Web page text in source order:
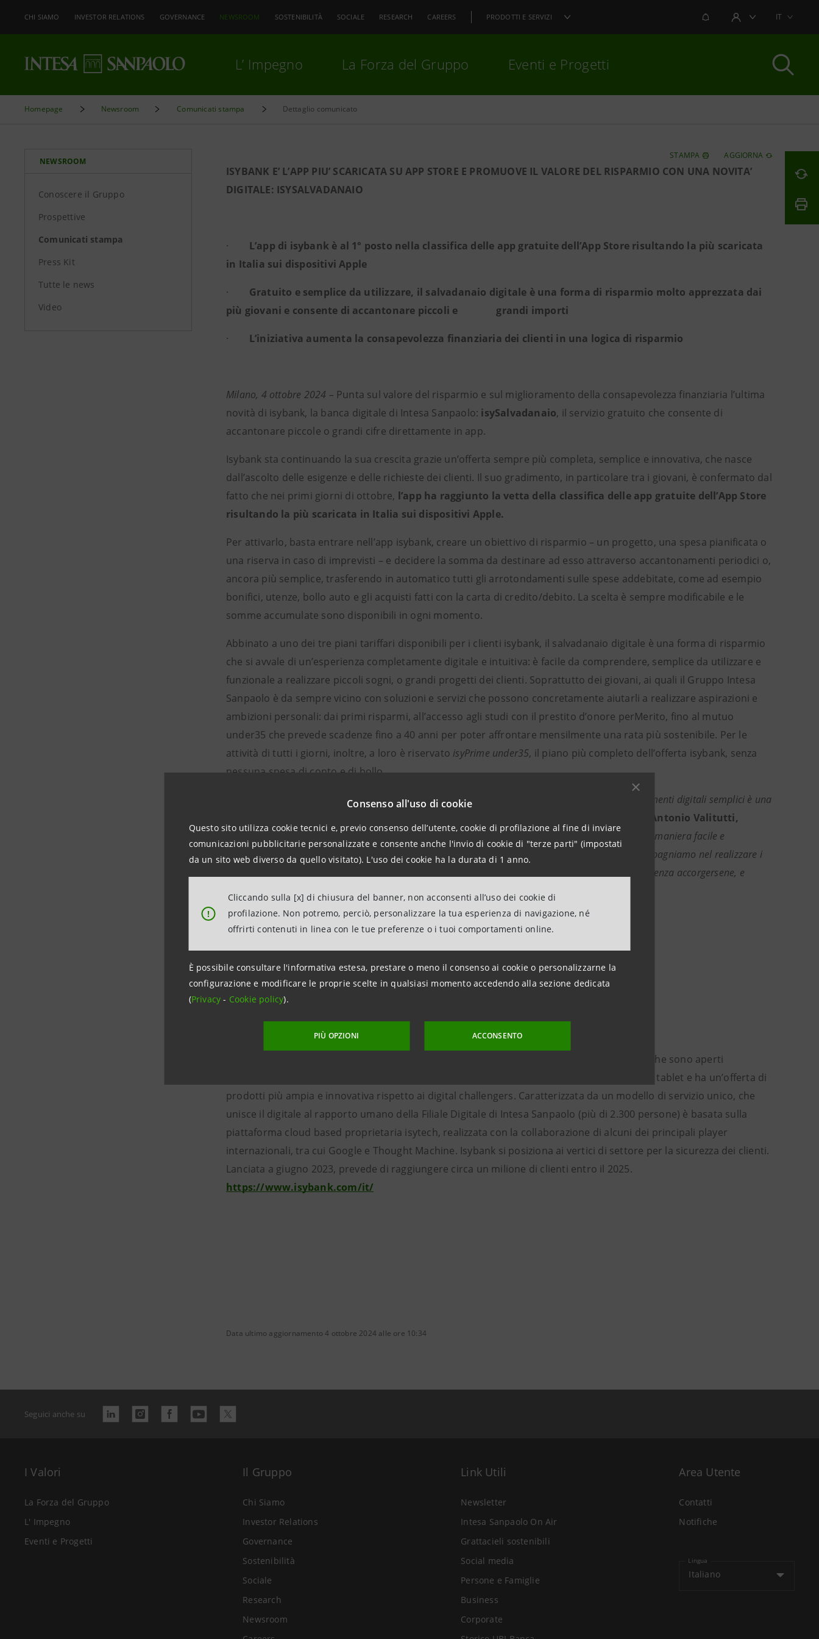
Consenso all'uso di cookie
Questo sito utilizza cookie tecnici e, previo consenso dell’utente, cookie di profilazione al fine di inviare
comunicazioni pubblicitarie personalizzate e consente anche l'invio di cookie di "terze parti" (impostati
da un sito web diverso da quello visitato). L'uso dei cookie ha la durata di 1 anno.
!
Cliccando sulla [x] di chiusura del banner, non acconsenti all’uso dei cookie di
profilazione. Non potremo, perciò, personalizzare la tua esperienza di navigazione, né
offrirti contenuti in linea con le tue preferenze o i tuoi comportamenti online.
È possibile consultare l'informativa estesa, prestare o meno il consenso ai cookie o personalizzarne la
configurazione e modificare le proprie scelte in qualsiasi momento accedendo alla sezione dedicata
(Privacy- Cookie policy).
PIÙ OPZIONI ACCONSENTO
CHI SIAMO INVESTOR RELATIONS GOVERNANCE NEWSROOM SOSTENIBILITÀ SOCIALE RESEARCH CAREERS PRODOTTI E SERVIZI NOTIFICHEAREA UTENTEIT
L’ Impegno La Forza del Gruppo Eventi e Progetti
Homepage Newsroom Comunicati stampa Dettaglio comunicato
NEWSROOM
Conoscere il Gruppo
Prospettive
Comunicati stampa
Press Kit
Tutte le news
Video
STAMPA AGGIORNA
ISYBANK E’ L’APP PIU’ SCARICATA SU APP STORE E PROMUOVE IL VALORE DEL RISPARMIO CON UNA NOVITA’
DIGITALE: ISYSALVADANAIO
· L’app di isybank è al 1° posto nella classifica delle app gratuite dell’App Store risultando la più scaricata
in Italia sui dispositivi Apple
· Gratuito e semplice da utilizzare, il salvadanaio digitale è una forma di risparmio molto apprezzata dai
più giovani e consente di accantonare piccoli e grandi importi
· L’iniziativa aumenta la consapevolezza finanziaria dei clienti in una logica di risparmio
Milano, 4 ottobre 2024 – Punta sul valore del risparmio e sul miglioramento della consapevolezza finanziaria l’ultima
novità di isybank, la banca digitale di Intesa Sanpaolo: isySalvadanaio, il servizio gratuito che consente di
accantonare piccole o grandi cifre direttamente in app.
Isybank sta continuando la sua crescita grazie un’offerta sempre più completa, semplice e innovativa, che nasce
dall’ascolto delle esigenze e delle richieste dei clienti. Il suo gradimento, in particolare tra i giovani, è confermato dal
fatto che nei primi giorni di ottobre, l’app ha raggiunto la vetta della classifica delle app gratuite dell’App Store
risultando la più scaricata in Italia sui dispositivi Apple.
Per attivarlo, basta entrare nell’app isybank, creare un obiettivo di risparmio – un progetto, una spesa pianificata o
una riserva in caso di imprevisti – e decidere la somma da destinare ad esso attraverso accantonamenti periodici o,
ancora più semplice, trasferendo in automatico tutti gli arrotondamenti sulle spese addebitate, come ad esempio
bonifici, utenze, bollo auto e gli acquisti fatti con la carta di credito/debito. La scelta è sempre modificabile e le
somme accumulate sono disponibili in ogni momento.
Abbinato a uno dei tre piani tariffari disponibili per i clienti isybank, il salvadanaio digitale è una forma di risparmio
che si avvale di un’esperienza completamente digitale e intuitiva: è facile da comprendere, semplice da utilizzare e
funzionale a realizzare piccoli sogni, o grandi progetti dei clienti. Soprattutto dei giovani, ai quali il Gruppo Intesa
Sanpaolo è da sempre vicino con soluzioni e servizi che possono concretamente aiutarli a realizzare aspirazioni e
ambizioni personali: dai primi risparmi, all’accesso agli studi con il prestito d’onore perMerito, fino al mutuo
under35 che prevede scadenze fino a 40 anni per poter affrontare mensilmente una rata più sostenibile. Per le
attività di tutti i giorni, inoltre, a loro è riservato isyPrime under35, il piano più completo dell’offerta isybank, senza
nessuna spesa di conto e di bollo.
Promuovere il valore del risparmio e la consapevolezza finanziaria anche attraverso l’uso di strumenti digitali semplici è una
Antonio Valitutti,
Amministratore Delegato
isySalvadanaio consente di approcciare il risparmio in maniera facile e
immediata: come tutta la nostra offerta, nasce ascoltando le richieste dei nostri clienti, che accompagniamo nel realizzare i
propri progetti, dai più piccoli a quelli più importanti, mettendo da parte somme di denaro quasi senza accorgersene, e
promuovendo così comportamenti virtuosi per crescere nel tempo insieme a noi
Informazioni per la stampa
Media Relations Banca dei Territori e Media Locali
stampa@intesasanpaolo.com
https://group.intesasanpaolo.com/it/sala-stampa/news
Isybank è la banca digitale del Gruppo Intesa Sanpaolo ed è stata pensata per tutti coloro che sono aperti
all’innovazione e all’uso del digitale. Accessibile via App, è disponibile anche attraverso pc e tablet e ha un’offerta di
prodotti più ampia e innovativa rispetto ai digital challengers. Caratterizzata da un modello di servizio unico, che
unisce il digitale al rapporto umano della Filiale Digitale di Intesa Sanpaolo (più di 2.300 persone) è basata sulla
piattaforma cloud based proprietaria isytech, realizzata con la collaborazione di alcuni dei principali player
internazionali, tra cui Google e Thought Machine. Isybank si posiziona ai vertici di settore per la sicurezza dei clienti.
Lanciata a giugno 2023, prevede di raggiungere circa un milione di clienti entro il 2025.
https://www.isybank.com/it/
Data ultimo aggiornamento 4 ottobre 2024 alle ore 10:34
Seguici anche su
I Valori
La Forza del Gruppo
L' Impegno
Eventi e Progetti
Il Gruppo
Chi Siamo
Investor Relations
Governance
Sostenibilità
Sociale
Research
Newsroom
Link Utili
Newsletter
Intesa Sanpaolo On Air
Grattacieli sostenibili
Social media
Persone e Famiglie
Business
Corporate
Area Utente
Contatti
Notifiche
Lingua
Italiano